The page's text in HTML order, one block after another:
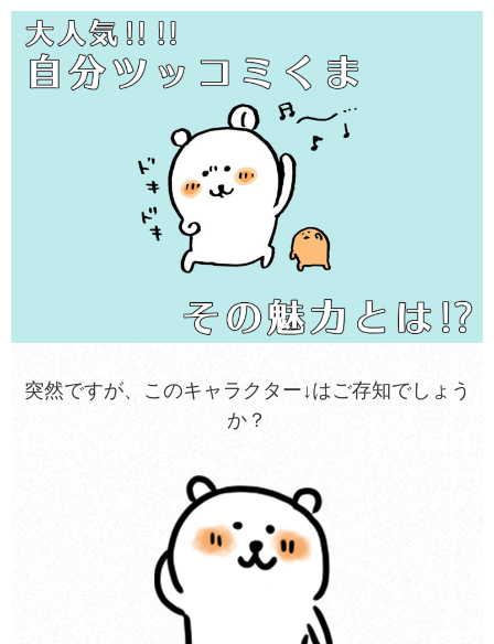
突然ですが、このキャラクター↓はご存知でしょう
か？